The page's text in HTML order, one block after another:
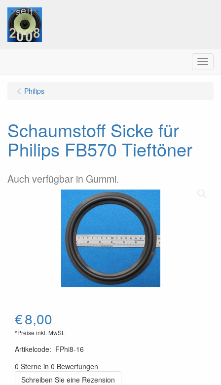
Menu
Philips
Schaumstoff Sicke für
Philips FB570 Tieftöner
Auch verfügbar in Gummi.
€8,00
*Preise inkl. MwSt.
Artikelcode: FPhi8-16
0 Sterne in 0 Bewertungen
Schreiben Sie eine Rezension